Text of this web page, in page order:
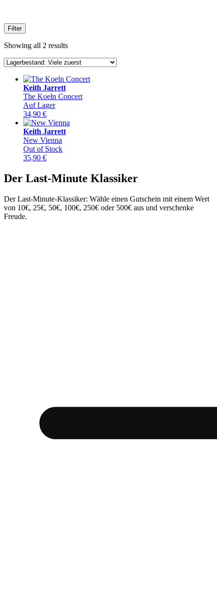
Filter
Showing all 2 results
Keith Jarrett
The Koeln Concert
Auf Lager
34,90 €
Keith Jarrett
New Vienna
Out of Stock
35,90 €
Der Last-Minute Klassiker
Der Last-Minute-Klassiker: Wähle einen Gutschein mit einem Wert
von 10€, 25€, 50€, 100€, 250€ oder 500€ aus und verschenke
Freude.